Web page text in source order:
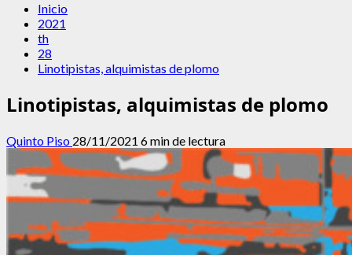
Inicio
2021
th
28
Linotipistas, alquimistas de plomo
Linotipistas, alquimistas de plomo
Quinto Piso 28/11/2021 6 min de lectura